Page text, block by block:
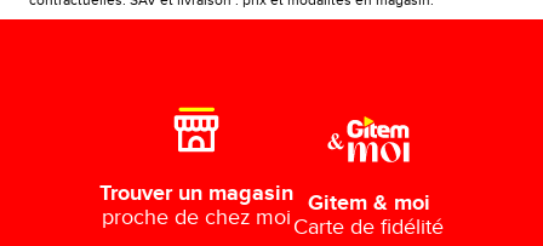
Trouver un magasin
proche de chez moi
Gitem & moi
Carte de fidélité